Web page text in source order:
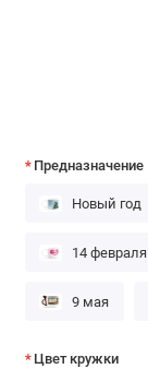
Предназначение
Новый год
14 февраля
9 мая
Цвет кружки